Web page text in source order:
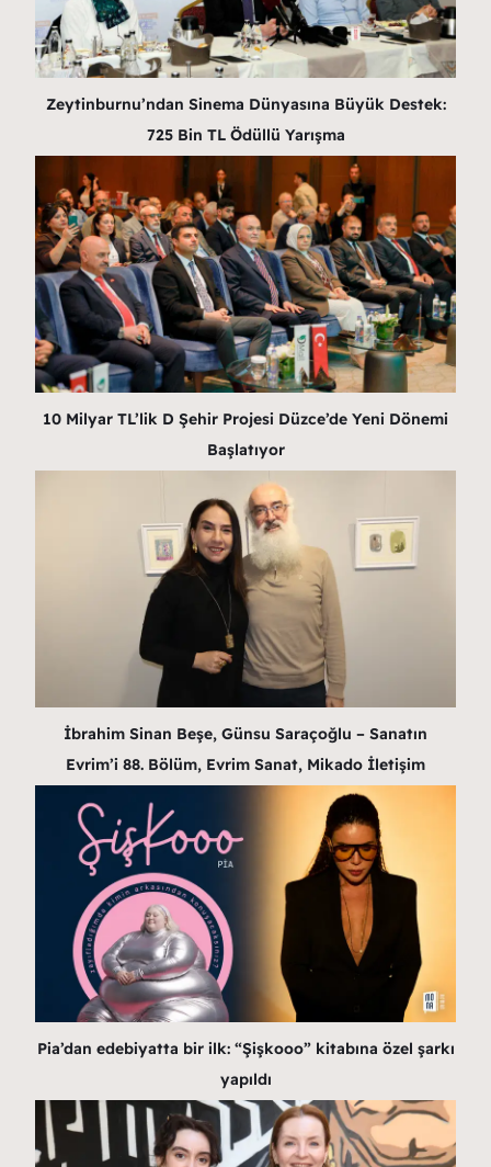
Zeytinburnu’ndan Sinema Dünyasına Büyük Destek:
725 Bin TL Ödüllü Yarışma
10 Milyar TL’lik D Şehir Projesi Düzce’de Yeni Dönemi
Başlatıyor
İbrahim Sinan Beşe, Günsu Saraçoğlu – Sanatın
Evrim’i 88. Bölüm, Evrim Sanat, Mikado İletişim
Pia’dan edebiyatta bir ilk: “Şişkooo” kitabına özel şarkı
yapıldı